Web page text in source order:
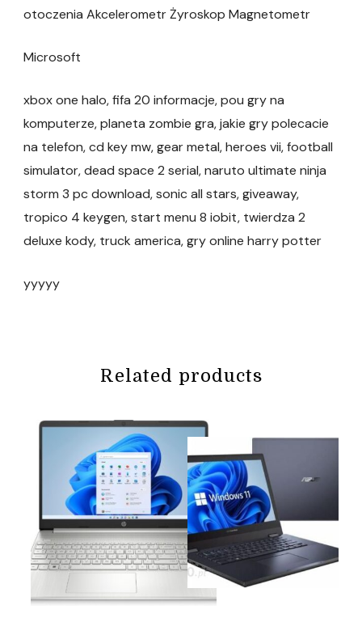
otoczenia Akcelerometr Żyroskop Magnetometr
Microsoft
xbox one halo, fifa 20 informacje, pou gry na
komputerze, planeta zombie gra, jakie gry polecacie
na telefon, cd key mw, gear metal, heroes vii, football
simulator, dead space 2 serial, naruto ultimate ninja
storm 3 pc download, sonic all stars, giveaway,
tropico 4 keygen, start menu 8 iobit, twierdza 2
deluxe kody, truck america, gry online harry potter
yyyyy
Related products